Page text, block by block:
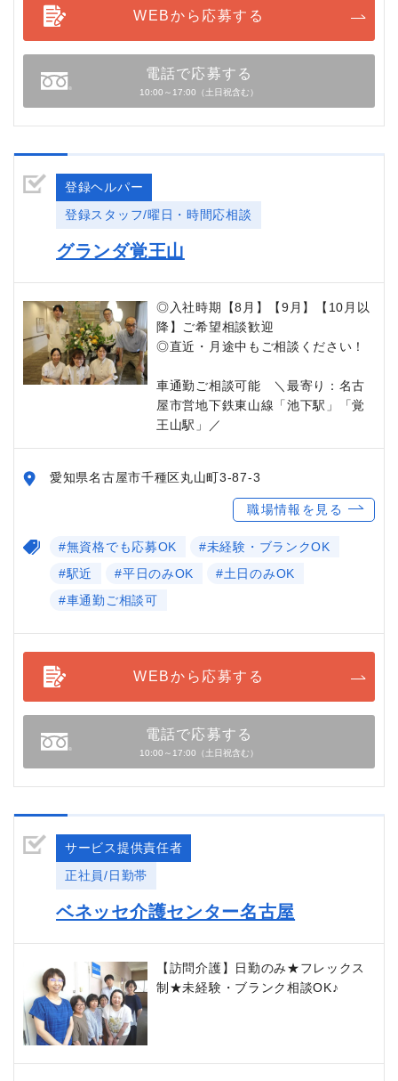
WEBから応募する
電話で応募する
10:00～17:00（土日祝含む）
登録ヘルパー
登録スタッフ/曜日・時間応相談
グランダ覚王山
◎入社時期【8月】【9月】【10月以
降】ご希望相談歓迎
◎直近・月途中もご相談ください！
車通勤ご相談可能 ＼最寄り：名古
屋市営地下鉄東山線「池下駅」「覚
王山駅」／
愛知県名古屋市千種区丸山町3-87-3
職場情報を見る
#無資格でも応募OK
#未経験・ブランクOK
#駅近
#平日のみOK
#土日のみOK
#車通勤ご相談可
WEBから応募する
電話で応募する
10:00～17:00（土日祝含む）
サービス提供責任者
正社員/日勤帯
ベネッセ介護センター名古屋
【訪問介護】日勤のみ★フレックス
制★未経験・ブランク相談OK♪